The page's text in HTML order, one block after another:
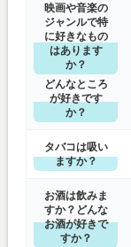
映画や音楽の
ジャンルで特
に好きなもの
はあります
か？
どんなところ
が好きです
か？
タバコは吸い
ますか？
お酒は飲みま
すか？どんな
お酒が好きで
すか？